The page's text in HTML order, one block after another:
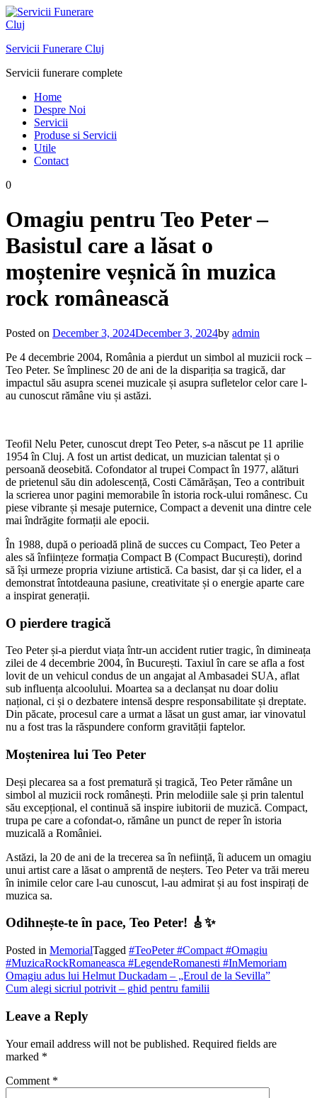
Skip
to
Servicii Funerare Cluj
Servicii funerare complete
Home
Despre Noi
Servicii
Produse si Servicii
Utile
Contact
0
Omagiu pentru Teo Peter –
Basistul care a lăsat o
moștenire veșnică în muzica
rock românească
Posted on December 3, 2024December 3, 2024by admin
Pe 4 decembrie 2004, România a pierdut un simbol al muzicii rock –
Teo Peter. Se împlinesc 20 de ani de la dispariția sa tragică, dar
impactul său asupra scenei muzicale și asupra sufletelor celor care l-
au cunoscut rămâne viu și astăzi.
Teofil Nelu Peter, cunoscut drept Teo Peter, s-a născut pe 11 aprilie
1954 în Cluj. A fost un artist dedicat, un muzician talentat și o
persoană deosebită. Cofondator al trupei Compact în 1977, alături
de prietenul său din adolescență, Costi Cămărășan, Teo a contribuit
la scrierea unor pagini memorabile în istoria rock-ului românesc. Cu
piese vibrante și mesaje puternice, Compact a devenit una dintre cele
mai îndrăgite formații ale epocii.
În 1988, după o perioadă plină de succes cu Compact, Teo Peter a
ales să înființeze formația Compact B (Compact București), dorind
să își urmeze propria viziune artistică. Ca basist, dar și ca lider, el a
demonstrat întotdeauna pasiune, creativitate și o energie aparte care
a inspirat generații.
O pierdere tragică
Teo Peter și-a pierdut viața într-un accident rutier tragic, în dimineața
zilei de 4 decembrie 2004, în București. Taxiul în care se afla a fost
lovit de un vehicul condus de un angajat al Ambasadei SUA, aflat
sub influența alcoolului. Moartea sa a declanșat nu doar doliu
național, ci și o dezbatere intensă despre responsabilitate și dreptate.
Din păcate, procesul care a urmat a lăsat un gust amar, iar vinovatul
nu a fost tras la răspundere conform gravității faptelor.
Moștenirea lui Teo Peter
Deși plecarea sa a fost prematură și tragică, Teo Peter rămâne un
simbol al muzicii rock românești. Prin melodiile sale și prin talentul
său excepțional, el continuă să inspire iubitorii de muzică. Compact,
trupa pe care a cofondat-o, rămâne un punct de reper în istoria
muzicală a României.
Astăzi, la 20 de ani de la trecerea sa în neființă, îi aducem un omagiu
unui artist care a lăsat o amprentă de neșters. Teo Peter va trăi mereu
în inimile celor care l-au cunoscut, l-au admirat și au fost inspirați de
muzica sa.
Odihnește-te în pace, Teo Peter! 🎸✨
Posted in MemorialTagged #TeoPeter #Compact #Omagiu
#MuzicaRockRomaneasca #LegendeRomanesti #InMemoriam
Post
navigation
Omagiu adus lui Helmut Duckadam – „Eroul de la Sevilla”
Cum alegi sicriul potrivit – ghid pentru familii
Leave a Reply
Your email address will not be published. Required fields are
marked *
Comment *